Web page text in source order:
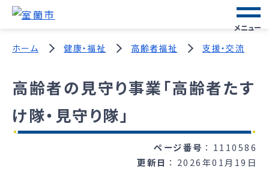
メニュー
ホーム 健康・福祉 高齢者福祉 支援・交流
高齢者の見守り事業「高齢者たす
け隊・見守り隊」
ページ番号
1110586
更新日
2026年01月19日